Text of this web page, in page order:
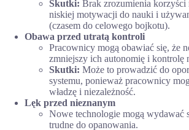
Skutki: Brak zrozumienia korzyści
niskiej motywacji do nauki i
(czasem do celowego bojkotu).
Obawa przed utratą kontroli
Pracownicy mogą obawiać się, że
zmniejszy ich autonomię i kontrolę
Skutki: Może to prowadzić do
systemu, ponieważ pracownicy
władzę i niezależność.
Lęk przed nieznanym
Nowe technologie mogą wydawać
trudne do opanowania.